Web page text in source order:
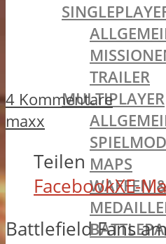
TRAILER
MULTIPLAYER
MAPS
WAFFEN
4 Kommentare
maxx
Teilen
FacebookXE-
Battlefield Fans